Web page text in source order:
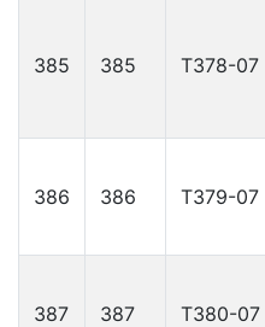
385 385 Т378-07
386 386 Т379-07
387 387 Т380-07